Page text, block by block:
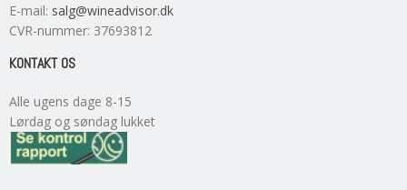
E-mail: salg@wineadvisor.dk
CVR-nummer: 37693812
KONTAKT OS
Alle ugens dage 8-15
Lørdag og søndag lukket